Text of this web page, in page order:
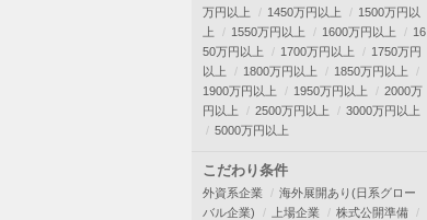
万円以上
1450万円以上
1500万円以
上
1550万円以上 1600万円以上
16
50万円以上
1700万円以上
1750万円
以上
1800万円以上
1850万円以上
1900万円以上
1950万円以上
2000万
円以上
2500万円以上
3000万円以上
5000万円以上
こだわり条件
外資系企業
海外展開あり(日系グロー
バル企業)
上場企業
株式公開準備